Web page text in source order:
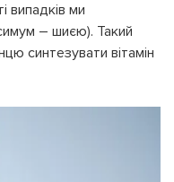
випадків ми
– шиєю). Такий
синтезувати вітамін